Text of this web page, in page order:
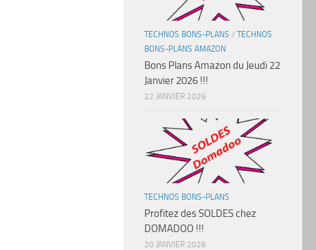
TECHNOS BONS-PLANS / TECHNOS
BONS-PLANS AMAZON
Bons Plans Amazon du Jeudi 22
Janvier 2026 !!!
22 JANVIER 2026
TECHNOS BONS-PLANS
Profitez des SOLDES chez
DOMADOO !!!
20 JANVIER 2026